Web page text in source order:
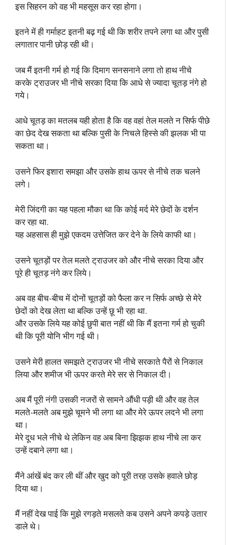
इस सिहरन को वह भी महसूस कर रहा होगा।
इतने में ही गर्माहट इतनी बढ़ गई थी कि शरीर तपने लगा था और पुसी
लगातार पानी छोड़ रही थी।
जब मैं इतनी गर्म हो गई कि दिमाग सनसनाने लगा तो हाथ नीचे
करके ट्राउजर भी नीचे सरका दिया कि आधे से ज्यादा चूतड़ नंगे हो
गये।
आधे चूतड़ का मतलब यही होता है कि वह वहां तेल मलते न सिर्फ पीछे
का छेद देख सकता था बल्कि पुसी के निचले हिस्से की झलक भी पा
सकता था।
उसने फिर इशारा समझा और उसके हाथ ऊपर से नीचे तक चलने
लगे।
मेरी जिंदगी का यह पहला मौका था कि कोई मर्द मेरे छेदों के दर्शन
कर रहा था.
यह अहसास ही मुझे एकदम उत्तेजित कर देने के लिये काफी था।
उसने चूतड़ों पर तेल मलते ट्राउजर को और नीचे सरका दिया और
पूरे ही चूतड़ नंगे कर लिये।
अब वह बीच-बीच में दोनों चूतड़ों को फैला कर न सिर्फ अच्छे से मेरे
छेदों को देख लेता था बल्कि उन्हें छू भी रहा था.
और उसके लिये यह कोई छुपी बात नहीं थी कि मैं इतना गर्म हो चुकी
थी कि पूरी योनि भीग गई थी।
उसने मेरी हालत समझते ट्राउजर भी नीचे सरकाते पैरों से निकाल
लिया और शमीज भी ऊपर करते मेरे सर से निकाल दी।
अब मैं पूरी नंगी उसकी नजरों से सामने औंधी पड़ी थी और वह तेल
मलते-मलते अब मुझे चूमने भी लगा था और मेरे ऊपर लदने भी लगा
था।
मेरे दूध भले नीचे थे लेकिन वह अब बिना झिझक हाथ नीचे ला कर
उन्हें दबाने लगा था।
मैंने आंखें बंद कर ली थीं और खुद को पूरी तरह उसके हवाले छोड़
दिया था।
मैं नहीं देख पाई कि मुझे रगड़ते मसलते कब उसने अपने कपड़े उतार
डाले थे।